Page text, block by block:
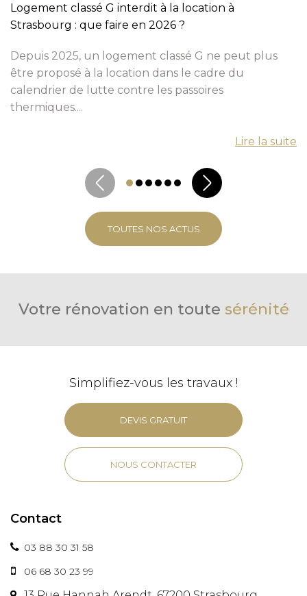
Logement classé G interdit à la location à
Strasbourg : que faire en 2026 ?
Depuis 2025, un logement classé G ne peut plus
être proposé à la location dans le cadre du
calendrier de lutte contre les passoires
thermiques....
Lire la suite
TOUTES NOS ACTUS
Votre rénovation en toute sérénité
Simplifiez-vous les travaux !
DEVIS GRATUIT
NOUS CONTACTER
Contact
03 88 30 31 58
06 68 30 23 99